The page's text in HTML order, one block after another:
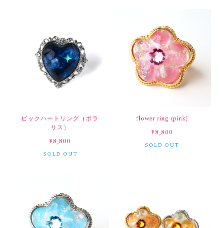
ビックハートリング（ポラ
リス）
¥8,800
SOLD OUT
flower ring (pink)
¥8,800
SOLD OUT